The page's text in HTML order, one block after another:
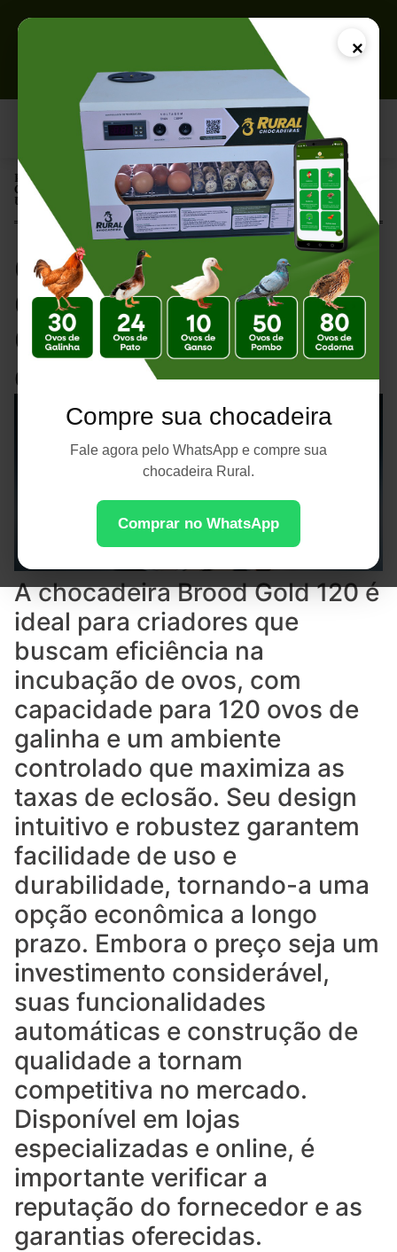
×
Compre sua chocadeira
Fale agora pelo WhatsApp e compre sua
chocadeira Rural.
Comprar no WhatsApp
Página Inicial |
Chocadeira Brood Gold 120 Preço: Guia Completo de Compra e
Uso
Chocadeira Brood
Gold 120 Preço: Guia
Completo de Compra
e Uso
A chocadeira Brood Gold 120 é
ideal para criadores que
buscam eficiência na
incubação de ovos, com
capacidade para 120 ovos de
galinha e um ambiente
controlado que maximiza as
taxas de eclosão. Seu design
intuitivo e robustez garantem
facilidade de uso e
durabilidade, tornando-a uma
opção econômica a longo
prazo. Embora o preço seja um
investimento considerável,
suas funcionalidades
automáticas e construção de
qualidade a tornam
competitiva no mercado.
Disponível em lojas
especializadas e online, é
importante verificar a
reputação do fornecedor e as
garantias oferecidas.